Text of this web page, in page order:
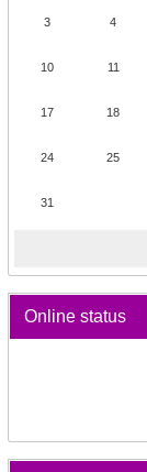
3 4
10 11
17 18
24 25
31
Online status